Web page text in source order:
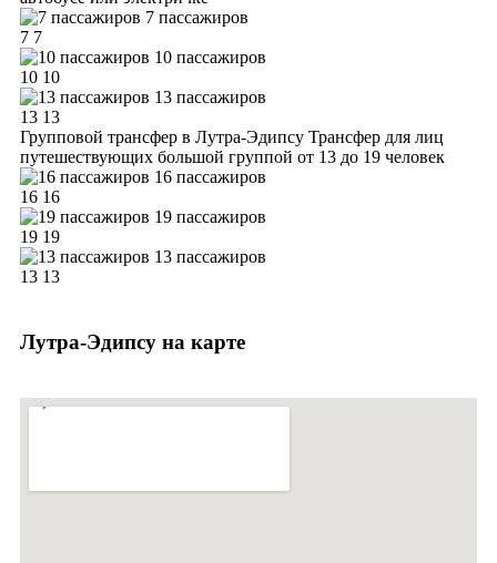
7 пассажиров
7 7
10 пассажиров
10 10
13 пассажиров
13 13
Групповой трансфер в Лутра-Эдипсу Трансфер для лиц
путешествующих большой группой от 13 до 19 человек
16 пассажиров
16 16
19 пассажиров
19 19
13 пассажиров
13 13
Лутра-Эдипсу на карте